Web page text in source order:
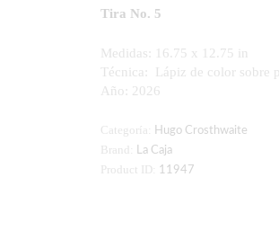
Tira No. 5
Medidas: 16.75 x 12.75 in
Técnica:
Lápiz de color sobre
Año: 2026
Categoría: Hugo Crosthwaite
Brand: La Caja
Product ID: 11947